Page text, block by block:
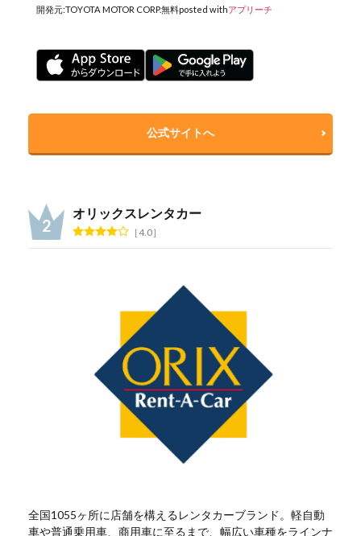
開発元:TOYOTA MOTOR CORP.無料posted withアプリーチ
公式サイトへ
オリックスレンタカー
4.0
全国1055ヶ所に店舗を構えるレンタカーブランド。軽自動
車や普通乗用車、商用車に至るまで、幅広い車種をラインナ